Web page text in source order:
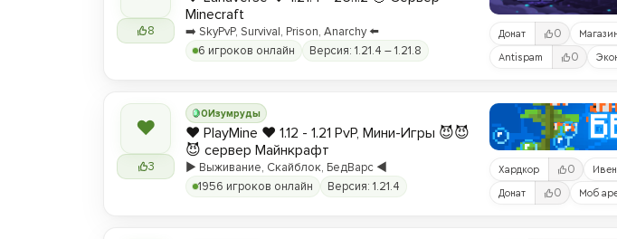
8
Minecraft
➡️ SkyPvP, Survival, Prison, Anarchy ⬅️
6 игроков онлайн
Версия: 1.21.4 – 1.21.8
Донат 0
Antispam 0
❤
3
0Изумруды
❤️ PlayMine ❤️ 1.12 - 1.21 PvP, Мини-Игры 😈😈
😈 сервер Майнкрафт
▶️ Выживание, Скайблок, БедВарс ◀️
1956 игроков онлайн
Версия: 1.21.4
Хардкор 0
Донат 0 Моб